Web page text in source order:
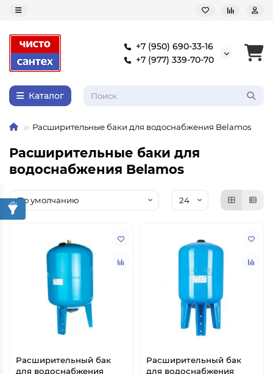
+7 (950) 690-33-16
+7 (977) 339-70-70
Каталог
Расширительные баки для водоснабжения Belamos
Расширительные баки для
водоснабжения Belamos
Расширительный бак
для водоснабжения
Расширительный бак
для водоснабжения